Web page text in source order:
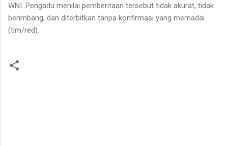
WNI. Pengadu menilai pemberitaan tersebut tidak akurat, tidak
berimbang, dan diterbitkan tanpa konfirmasi yang memadai..
(tim/red).